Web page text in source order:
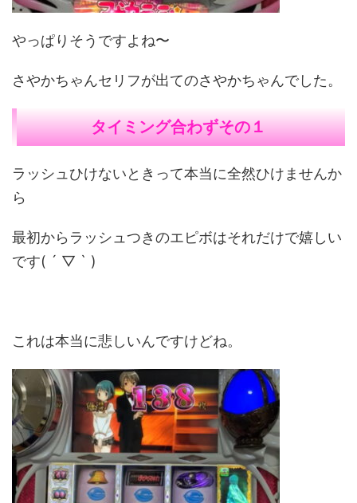
やっぱりそうですよね〜
さやかちゃんセリフが出てのさやかちゃんでした。
タイミング合わずその１
ラッシュひけないときって本当に全然ひけませんか
ら
最初からラッシュつきのエピボはそれだけで嬉しい
です( ´ ▽ ` )
これは本当に悲しいんですけどね。